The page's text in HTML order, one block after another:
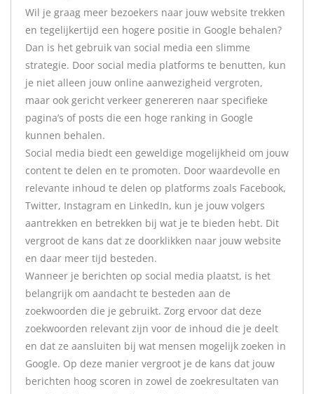
Wil je graag meer bezoekers naar jouw website trekken
en tegelijkertijd een hogere positie in Google behalen?
Dan is het gebruik van social media een slimme
strategie. Door social media platforms te benutten, kun
je niet alleen jouw online aanwezigheid vergroten,
maar ook gericht verkeer genereren naar specifieke
pagina’s of posts die een hoge ranking in Google
kunnen behalen.
Social media biedt een geweldige mogelijkheid om jouw
content te delen en te promoten. Door waardevolle en
relevante inhoud te delen op platforms zoals Facebook,
Twitter, Instagram en LinkedIn, kun je jouw volgers
aantrekken en betrekken bij wat je te bieden hebt. Dit
vergroot de kans dat ze doorklikken naar jouw website
en daar meer tijd besteden.
Wanneer je berichten op social media plaatst, is het
belangrijk om aandacht te besteden aan de
zoekwoorden die je gebruikt. Zorg ervoor dat deze
zoekwoorden relevant zijn voor de inhoud die je deelt
en dat ze aansluiten bij wat mensen mogelijk zoeken in
Google. Op deze manier vergroot je de kans dat jouw
berichten hoog scoren in zowel de zoekresultaten van